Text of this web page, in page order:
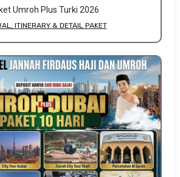
Umroh Plus Turki 2026
ITINERARY & DETAIL PAKET